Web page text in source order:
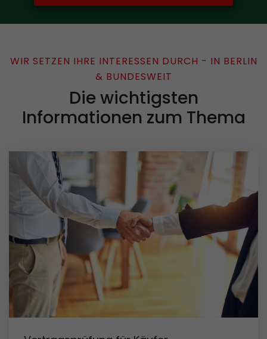
WIR SETZEN IHRE INTERESSEN DURCH - IN BERLIN
& BUNDESWEIT
Die wichtigsten
Informationen zum Thema